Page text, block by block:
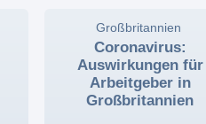
Coronavirus:
Auswirkungen für
Arbeitgeber in
Großbritannien
Großbritannien